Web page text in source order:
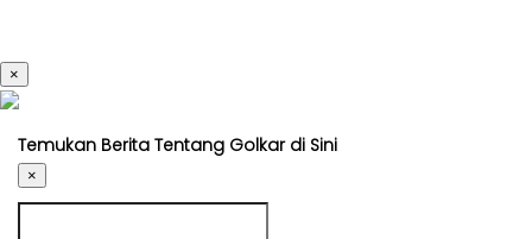
×
Temukan Berita Tentang Golkar di Sini
×
Kabar
Kabar
Daerah
Kabar
Nasional
-
UMUM
-